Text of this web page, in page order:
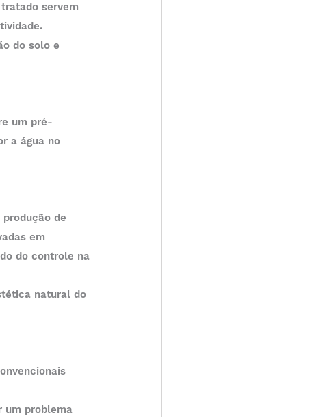
a água no
em
do controle na